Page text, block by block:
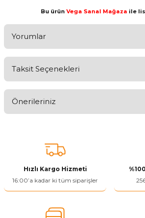
Bu ürün Vega Sanal Mağaza ile
Yorumlar
Taksit Seçenekleri
Önerileriniz
tarafımıza iletebilirsiniz.
Görüş ve önerileriniz için teşekkür ederiz.
Ürün resmi kalitesiz, bozuk veya
Ürün bilgilerinde hatalar bulunuyor.
Hızlı Kargo Hizmeti
16:00’a kadar ki tüm siparişler